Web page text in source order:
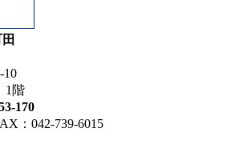
10
1階
170
：042-739-6015